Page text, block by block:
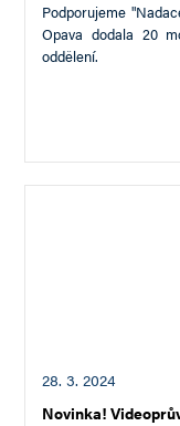
Podporujeme
Opava dodala 20
oddělení.
28. 3. 2024
Novinka!